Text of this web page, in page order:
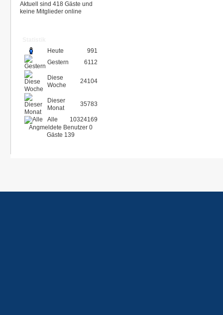
Aktuell sind 418 Gäste und
keine Mitglieder online
Heute
991
Gestern
6112
Diese
Woche
24104
Dieser
Monat
35783
Alle
10324169
Angmeldete Benutzer 0
Gäste 139